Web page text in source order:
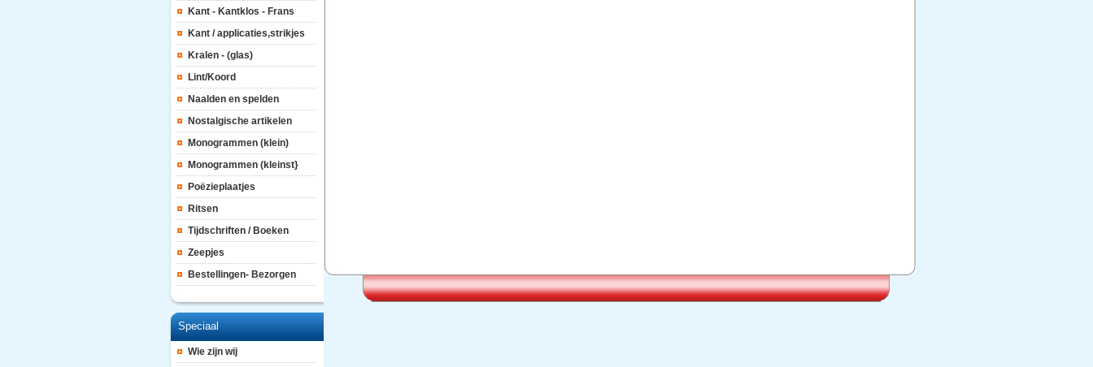
Kant - Kantklos - Frans
Kant / applicaties,strikjes
Kralen - (glas)
Lint/Koord
Naalden en spelden
Nostalgische artikelen
Monogrammen (klein)
Monogrammen (kleinst}
Poëzieplaatjes
Ritsen
Tijdschriften / Boeken
Zeepjes
Bestellingen- Bezorgen
Speciaal
Wie zijn wij